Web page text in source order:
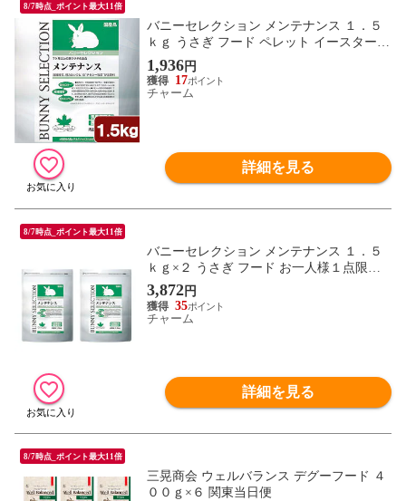
8/7時点_ポイント最大11倍
バニーセレクション メンテナンス １．５
ｋｇ うさぎ フード ペレット イースター
関東当日便
1,936円
17
チャーム
詳細を見る
8/7時点_ポイント最大11倍
バニーセレクション メンテナンス １．５
ｋｇ×２ うさぎ フード お一人様１点限り
関東当日便
3,872円
35
チャーム
詳細を見る
8/7時点_ポイント最大11倍
三晃商会 ウェルバランス デグーフード ４
００ｇ×６ 関東当日便